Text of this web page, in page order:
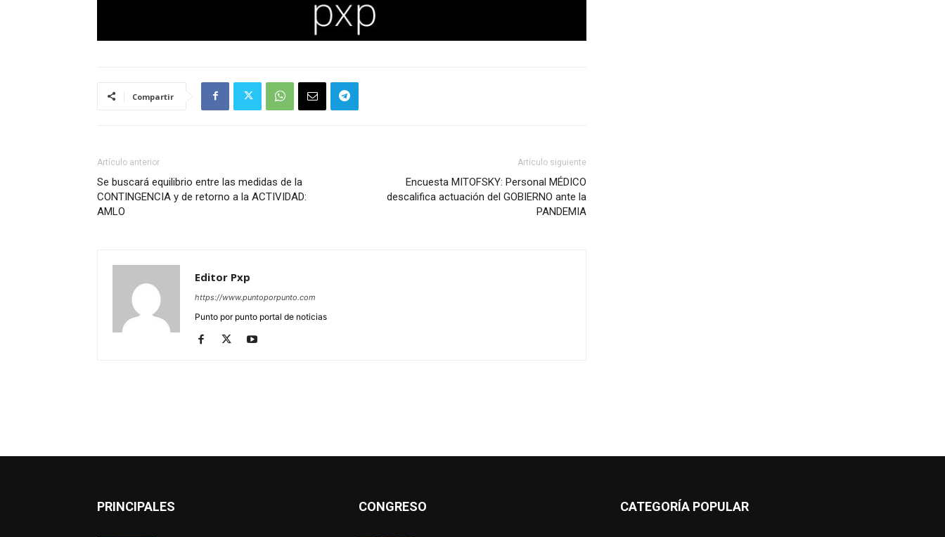
Compartir
Artículo anterior
Se buscará equilibrio entre las medidas de la
CONTINGENCIA y de retorno a la ACTIVIDAD:
AMLO
Artículo siguiente
Encuesta MITOFSKY: Personal MÉDICO
descalifica actuación del GOBIERNO ante la
PANDEMIA
Editor Pxp
https://www.puntoporpunto.com
Punto por punto portal de noticias
PRINCIPALES CONGRESO CATEGORÍA POPULAR